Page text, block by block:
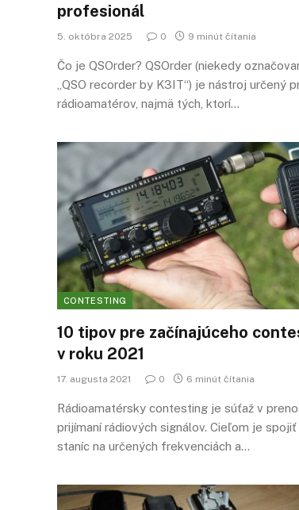
profesionál
5. októbra 2025 0 9 minút čítania
Čo je QSOrder? QSOrder (niekedy
„QSO recorder by K3IT“) je nástroj určený
rádioamatérov, najmä tých, ktorí…
CONTESTING
10 tipov pre začínajúceho
v roku 2021
17. augusta 2021 0 6 minút čítania
Rádioamatérsky contesting je súťaž v
prijímaní rádiových signálov. Cieľom je
staníc na určených frekvenciách a…